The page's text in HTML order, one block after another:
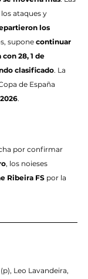
ataques y
los
supone continuar
28, 1 de
clasificado. La
de España
.
por confirmar
, los noieses
Ribeira FS por la
Leo Lavandeira,